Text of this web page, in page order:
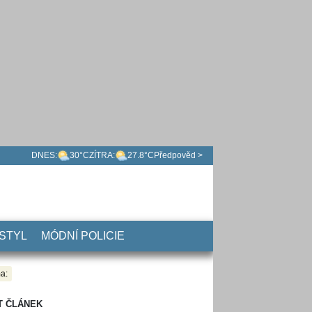
DNES: 30°CZÍTRA: 27.8°C Předpověd >
MÓDNÍ POLICIE
ČLÁNEK